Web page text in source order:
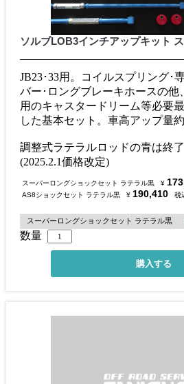
ソルブLOB3インチアップキット
JB23･33用。コイルスプリング･
バー･ロングブレーキホースの他
用のキャスタードリーム等必要
した基本セット。車高アップ量約
調整式ラテラルロッドの青は終了
(2025.2.1価格改定)
スーパーロングショックセット ラテラル黒 ¥
AS8ショックセット ラテラル黒
¥ 190,410 税
数量